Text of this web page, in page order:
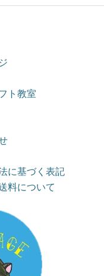
ト教室
に基づく表記
料について